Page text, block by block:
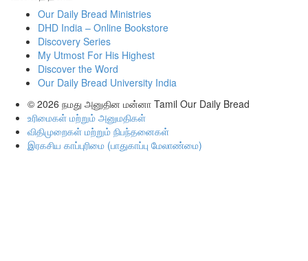
Our Daily Bread Ministries
DHD India – Online Bookstore
Discovery Series
My Utmost For His Highest
Discover the Word
Our Daily Bread University India
© 2026 நமது அனுதின மன்னா Tamil Our Daily Bread
உரிமைகள் மற்றும் அனுமதிகள்
விதிமுறைகள் மற்றும் நிபந்தனைகள்
இரகசிய காப்புரிமை (பாதுகாப்பு மேலாண்மை)